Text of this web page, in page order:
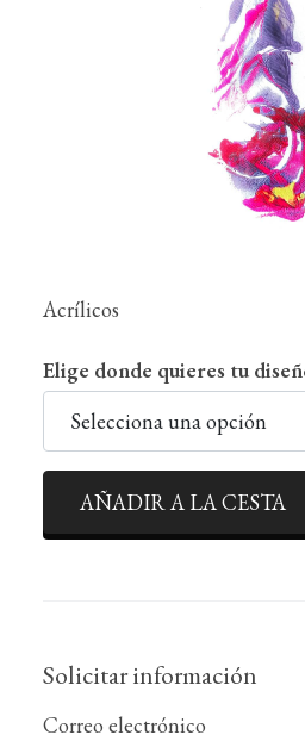
Acrílicos
Elige donde quieres tu
AÑADIR A LA CESTA
Solicitar información
Correo electrónico